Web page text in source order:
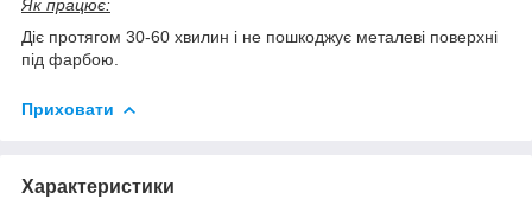
Як працює:
Діє протягом 30-60 хвилин і не пошкоджує металеві поверхні
під фарбою.
Приховати
Характеристики